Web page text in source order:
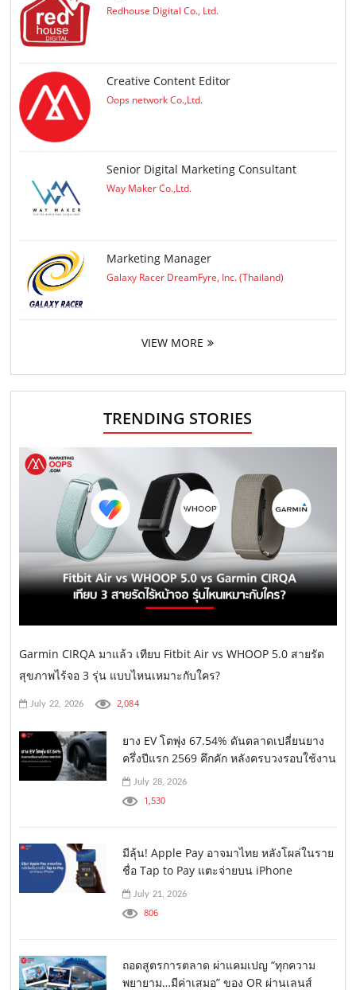
Redhouse Digital Co., Ltd.
Creative Content Editor
Oops network Co.,Ltd.
Senior Digital Marketing Consultant
Way Maker Co.,Ltd.
Marketing Manager
Galaxy Racer DreamFyre, Inc. (Thailand)
VIEW MORE
TRENDING STORIES
Garmin CIRQA มาแล้ว เทียบ Fitbit Air vs WHOOP 5.0 สายรัด
สุขภาพไร้จอ 3 รุ่น แบบไหนเหมาะกับใคร?
July 22, 2026 2,084
ยาง EV โตพุ่ง 67.54% ดันตลาดเปลี่ยนยาง
ครึ่งปีแรก 2569 คึกคัก หลังครบวงรอบใช้งาน
July 28, 2026
1,530
มีลุ้น! Apple Pay อาจมาไทย หลังโผล่ในราย
ชื่อ Tap to Pay แตะจ่ายบน iPhone
July 21, 2026
806
ถอดสูตรการตลาด ผ่าแคมเปญ “ทุกความ
พยายาม…มีค่าเสมอ” ของ OR ผ่านเลนส์